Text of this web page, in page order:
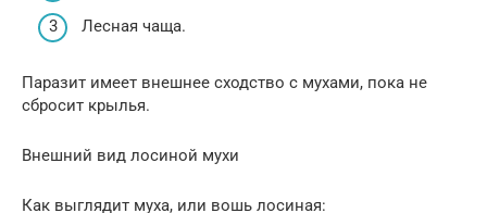
Лесная чаща.
Паразит имеет внешнее сходство с мухами, пока не
сбросит крылья.
Внешний вид лосиной мухи
Как выглядит муха, или вошь лосиная: